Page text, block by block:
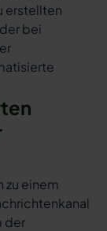
erstellten
bei
zu einem
der